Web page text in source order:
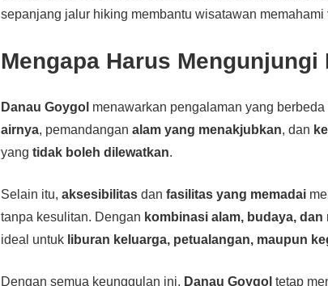
sepanjang jalur hiking membantu wisatawan memahami
Mengapa Harus Mengunjungi
Danau Goygol menawarkan pengalaman yang
airnya, pemandanganalam yang menakjubkan, dan
yangtidak boleh dilewatkan.
Selain itu,aksesibilitas danfasilitas yang memadai
tanpa kesulitan. Dengan kombinasi alam, budaya, dan
ideal untuk liburan keluarga, petualangan, maupun
Dengan semua keunggulan ini, Danau Goygol tetap